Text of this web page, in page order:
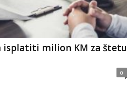
isplatiti milion KM za štetu
0